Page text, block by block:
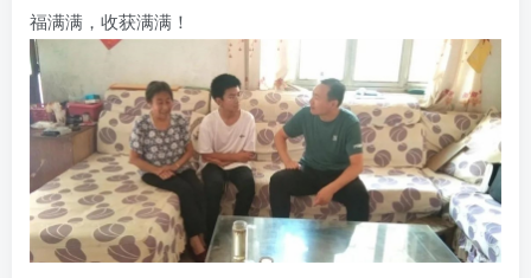
福满满，收获满满！